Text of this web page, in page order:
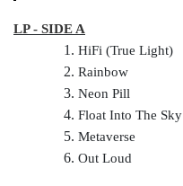
LP - SIDE A
HiFi (True Light)
Rainbow
Neon Pill
Float Into The Sky
Metaverse
Out Loud